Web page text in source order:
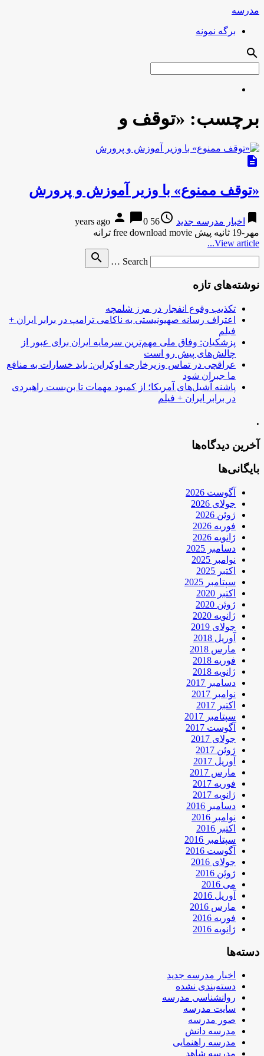
مدرسه
برگه نمونه
search
برچسب: «توقف و
description
«توقف ممنوع» با وزیر آموزش و پرورش
bookmark اخبار مدرسه جدید access_time
56 years ago
person chat_bubble0
مهر-19 ثانیه پیش free download movie ترانه
View article...
Search …
search
نوشته‌های تازه
تکذیب وقوع انفجار در مرز شلمچه
اعتراف رسانه صهیونیستی به ناکامی ترامپ در برابر ایران +
فیلم
پزشکیان: وفاق ملی مهم‌ترین سرمایه ایران برای عبور از
چالش‌های پیش رو است
عراقچی در تماس وزیرخارجه اوکراین: باید خسارات به منافع
ما جبران شود
پاشنه آشیل‌های آمریکا؛ از کمبود مهمات تا بن‌بست راهبردی
در برابر ایران + فیلم
.
آخرین دیدگاه‌ها
بایگانی‌ها
آگوست 2026
جولای 2026
ژوئن 2026
فوریه 2026
ژانویه 2026
دسامبر 2025
نوامبر 2025
اکتبر 2025
سپتامبر 2025
اکتبر 2020
ژوئن 2020
ژانویه 2020
جولای 2019
آوریل 2018
مارس 2018
فوریه 2018
ژانویه 2018
دسامبر 2017
نوامبر 2017
اکتبر 2017
سپتامبر 2017
آگوست 2017
جولای 2017
ژوئن 2017
آوریل 2017
مارس 2017
فوریه 2017
ژانویه 2017
دسامبر 2016
نوامبر 2016
اکتبر 2016
سپتامبر 2016
آگوست 2016
جولای 2016
ژوئن 2016
می 2016
آوریل 2016
مارس 2016
فوریه 2016
ژانویه 2016
دسته‌ها
اخبار مدرسه جدید
دسته‌بندی نشده
روانشناسی مدرسه
سایت مدرسه
صور مدرسه
مدرسه دانش
مدرسه راهنمایی
مدرسه شاهد